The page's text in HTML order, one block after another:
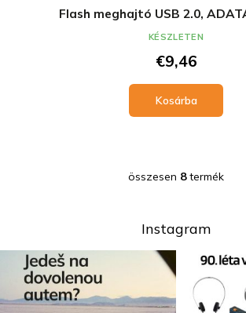
Flash meghajtó USB 2.0,
€9,46
Kosárba
KÉSZLETEN
L
t
a
r
n
összesen 8termék
Instagram